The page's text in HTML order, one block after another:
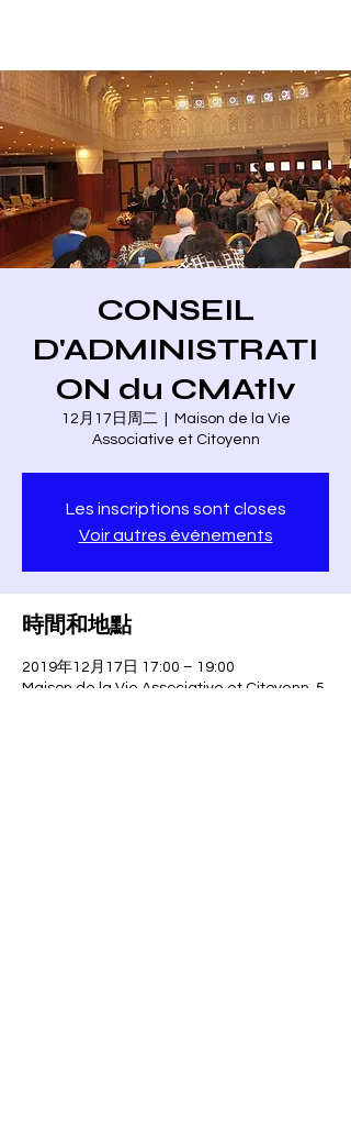
CONSEIL
D'ADMINISTRATI
ON du CMAtlv
12月17日周二
  |
Maison de la Vie
Associative et Citoyenn
Les inscriptions sont closes
Voir autres événements
時間和地點
2019年12月17日 17:00 – 19:00
Maison de la Vie Associative et Citoyenn, 5